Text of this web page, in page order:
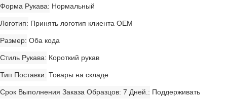
Форма Рукава Нормальный
Логотип Принять логотип клиента OEM
Размер Оба кода
Стиль Рукава Короткий рукав
Тип Поставки Товары на складе
Срок Выполнения Заказа Образцов: 7 Дней. Поддерживать